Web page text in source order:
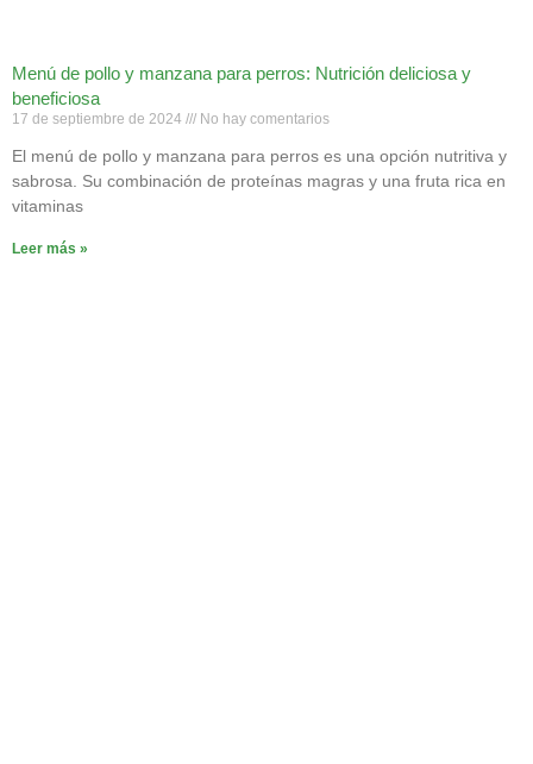
Menú de pollo y manzana para perros: Nutrición deliciosa y
beneficiosa
17 de septiembre de 2024 No hay comentarios
El menú de pollo y manzana para perros es una opción nutritiva y
sabrosa. Su combinación de proteínas magras y una fruta rica en
vitaminas
Leer más »